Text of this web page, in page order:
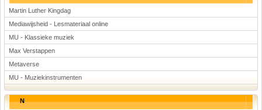
Martin Luther Kingdag
Mediawijsheid - Lesmateriaal online
MU - Klassieke muziek
Max Verstappen
Metaverse
MU - Muziekinstrumenten
N